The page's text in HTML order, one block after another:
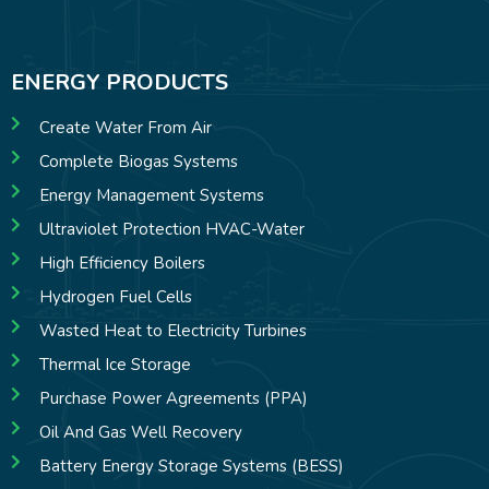
ENERGY PRODUCTS
Create Water From Air
Complete Biogas Systems
Energy Management Systems
Ultraviolet Protection HVAC-Water
High Efficiency Boilers
Hydrogen Fuel Cells
Wasted Heat to Electricity Turbines
Thermal Ice Storage
Purchase Power Agreements (PPA)
Oil And Gas Well Recovery
Battery Energy Storage Systems (BESS)